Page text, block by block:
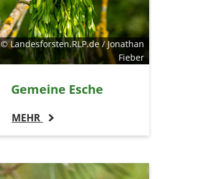
© Landesforsten.RLP.de / Jonathan
Fieber
Gemeine Esche
MEHR